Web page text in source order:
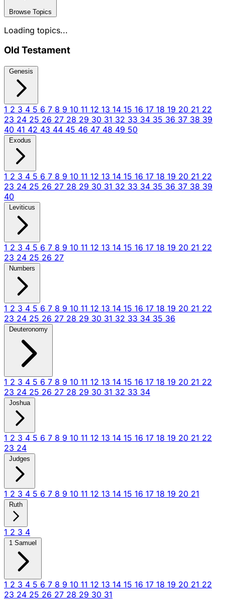
Browse Topics
Loading topics...
Old Testament
Genesis
1 2 3 4 5 6 7 8 9 10 11 12 13 14 15 16 17 18 19 20 21 22
23 24 25 26 27 28 29 30 31 32 33 34 35 36 37 38 39
40 41 42 43 44 45 46 47 48 49 50
Exodus
1 2 3 4 5 6 7 8 9 10 11 12 13 14 15 16 17 18 19 20 21 22
23 24 25 26 27 28 29 30 31 32 33 34 35 36 37 38 39
40
Leviticus
1 2 3 4 5 6 7 8 9 10 11 12 13 14 15 16 17 18 19 20 21 22
23 24 25 26 27
Numbers
1 2 3 4 5 6 7 8 9 10 11 12 13 14 15 16 17 18 19 20 21 22
23 24 25 26 27 28 29 30 31 32 33 34 35 36
Deuteronomy
1 2 3 4 5 6 7 8 9 10 11 12 13 14 15 16 17 18 19 20 21 22
23 24 25 26 27 28 29 30 31 32 33 34
Joshua
1 2 3 4 5 6 7 8 9 10 11 12 13 14 15 16 17 18 19 20 21 22
23 24
Judges
1 2 3 4 5 6 7 8 9 10 11 12 13 14 15 16 17 18 19 20 21
Ruth
1 2 3 4
1 Samuel
1 2 3 4 5 6 7 8 9 10 11 12 13 14 15 16 17 18 19 20 21 22
23 24 25 26 27 28 29 30 31